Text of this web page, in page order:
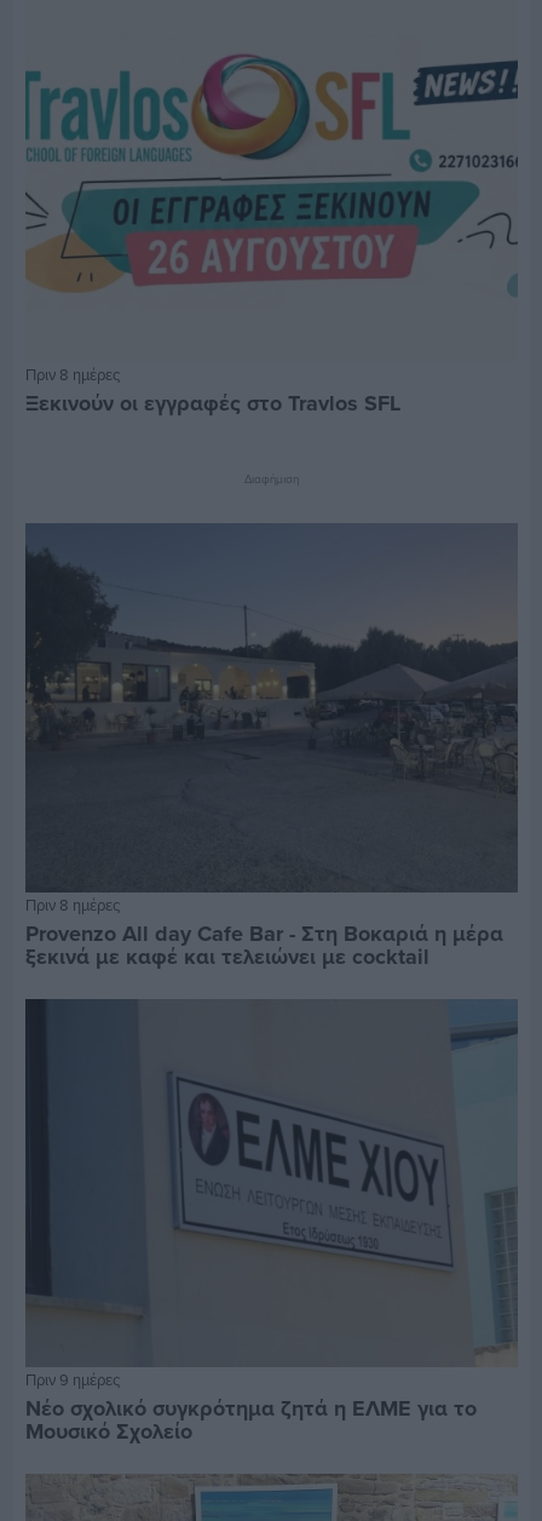
Πριν 8 ημέρες
Ξεκινούν οι εγγραφές στο Travlos SFL
Διαφήμιση
Πριν 8 ημέρες
Provenzo All day Cafe Bar - Στη Βοκαριά η μέρα
ξεκινά με καφέ και τελειώνει με cocktail
Πριν 9 ημέρες
Νέο σχολικό συγκρότημα ζητά η ΕΛΜΕ για το
Μουσικό Σχολείο